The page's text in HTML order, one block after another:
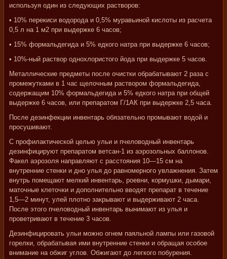
используя один из следующих растворов:
• 10% перекиси водорода и 0,5% муравьиной кислоты из расчета
0,5 л на 1 м2 при выдержке 6 часов;
• 15% формальдегида и 5% едкого натра при выдержке 6 часов;
• 10%-ный раствор однохлористого йода при выдержке 5 часов.
Металлические предметы после очистки обрабатывают 2 раза с
промежутками в 1 час щелочным раствором формальдегида,
содержащим 10% формальдегида и 5% едкого натра при общей
выдержке 6 часов, или препаратом Г/1АК при выдержке 2,5 часа.
После дезинфекции инвентарь обязательно промывают водой и
просушивают.
С профилактической целью ульи и пчеловодный инвентарь
дезинфицируют препаратом ветсан-1 из аэрозольных баллонов.
Факел аэрозоля направляют с расстояния 10—15 см на
внутренние стенки и дно улья до равномерного увлажнения. Затем
внутрь помещают мелкий инвентарь, роевни, кормушки, дымари,
маточные клеточки и дополнительно вводят препарат в течение
1,5—2 минут, улей плотно закрывают и выдерживают 2 часа.
После этого пчеловодный инвентарь вынимают из улья и
проветривают в течение 3 часов.
Дезинфицировать ульи можно огнем паяльной лампы или газовой
горелки, обрабатывая ими внутренние стенки и обращая особое
внимание на обжиг углов. Обжигают до легкого побурения.